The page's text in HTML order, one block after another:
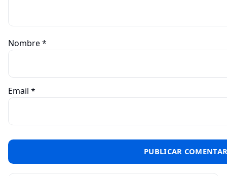
Nombre*
Email *